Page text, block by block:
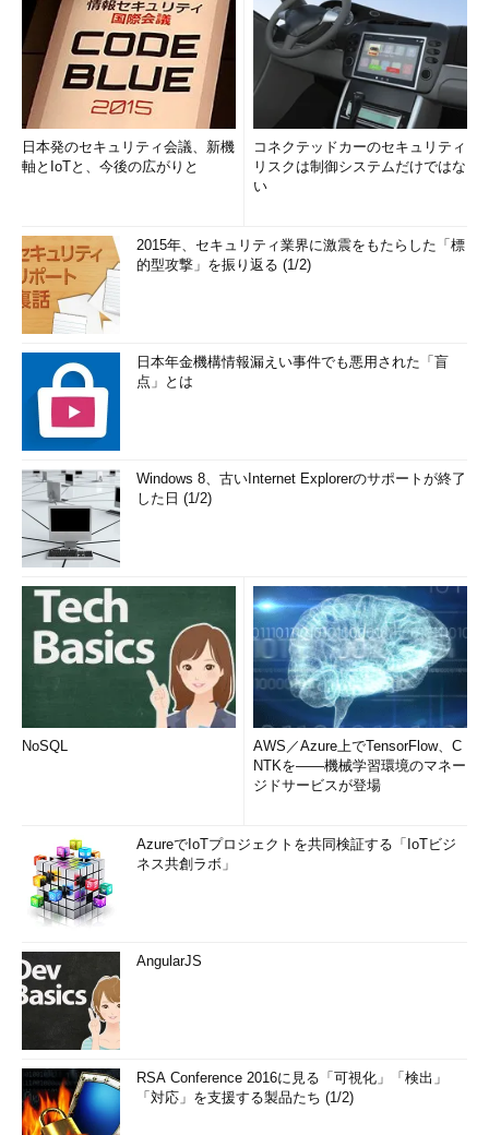
日本発のセキュリティ会議、新機
軸とIoTと、今後の広がりと
コネクテッドカーのセキュリティ
リスクは制御システムだけではな
い
2015年、セキュリティ業界に激震をもたらした「標
的型攻撃」を振り返る (1/2)
日本年金機構情報漏えい事件でも悪用された「盲
点」とは
Windows 8、古いInternet Explorerのサポートが終了
した日 (1/2)
NoSQL
AWS／Azure上でTensorFlow、C
NTKを――機械学習環境のマネー
ジドサービスが登場
AzureでIoTプロジェクトを共同検証する「IoTビジ
ネス共創ラボ」
AngularJS
RSA Conference 2016に見る「可視化」「検出」
「対応」を支援する製品たち (1/2)